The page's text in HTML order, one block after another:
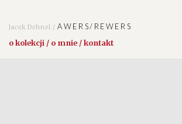
Jacek Dehnel /AWERS/REWERS
o kolekcji / o mnie / kontakt